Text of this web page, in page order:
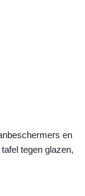
en
tegen glazen,